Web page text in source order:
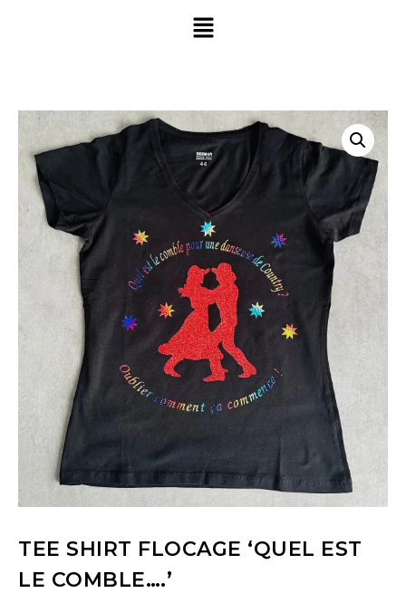
TEE SHIRT FLOCAGE ‘QUEL EST
LE COMBLE….’